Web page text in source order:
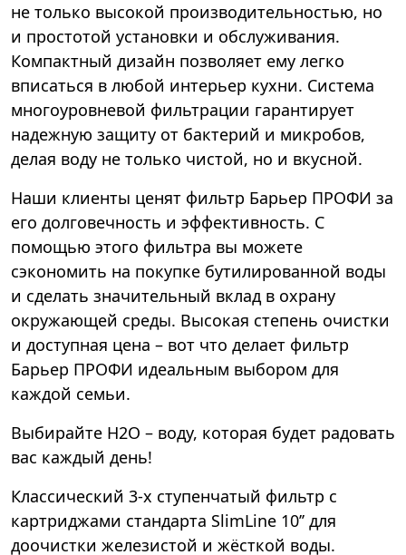
не только высокой производительностью, но
и простотой установки и обслуживания.
Компактный дизайн позволяет ему легко
вписаться в любой интерьер кухни. Система
многоуровневой фильтрации гарантирует
надежную защиту от бактерий и микробов,
делая воду не только чистой, но и вкусной.
Наши клиенты ценят фильтр Барьер ПРОФИ за
его долговечность и эффективность. С
помощью этого фильтра вы можете
сэкономить на покупке бутилированной воды
и сделать значительный вклад в охрану
окружающей среды. Высокая степень очистки
и доступная цена – вот что делает фильтр
Барьер ПРОФИ идеальным выбором для
каждой семьи.
Выбирайте Н2О – воду, которая будет радовать
вас каждый день!
Классический 3-х ступенчатый фильтр с
картриджами стандарта SlimLine 10’’ для
доочистки железистой и жёсткой воды.